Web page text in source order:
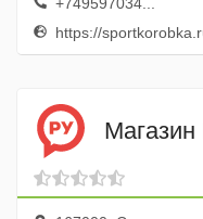
https://